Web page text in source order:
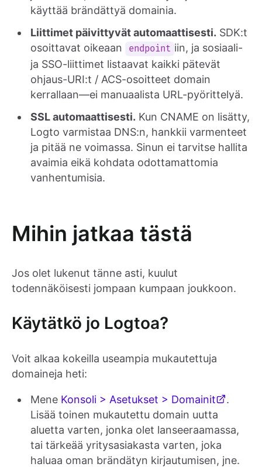
käyttää brändättyä domainia.
Liittimet päivittyvät automaattisesti. SDK:t
osoittavat oikeaan
endpoint iin, ja sosiaali-
ja SSO-liittimet listaavat kaikki pätevät
ohjaus-URI:t / ACS-osoitteet domain
kerrallaan—ei manuaalista URL-pyörittelyä.
SSL automaattisesti. Kun CNAME on lisätty,
Logto varmistaa DNS:n, hankkii varmenteet
ja pitää ne voimassa. Sinun ei tarvitse hallita
avaimia eikä kohdata odottamattomia
vanhentumisia.
Mihin jatkaa tästä
Jos olet lukenut tänne asti, kuulut
todennäköisesti jompaan kumpaan joukkoon.
Käytätkö jo Logtoa?
Voit alkaa kokeilla useampia mukautettuja
domaineja heti:
Mene Konsoli > Asetukset > Domainit
.
Lisää toinen mukautettu domain uutta
aluetta varten, jonka olet lanseeraamassa,
tai tärkeää yritysasiakasta varten, joka
haluaa oman brändätyn kirjautumisen, jne.